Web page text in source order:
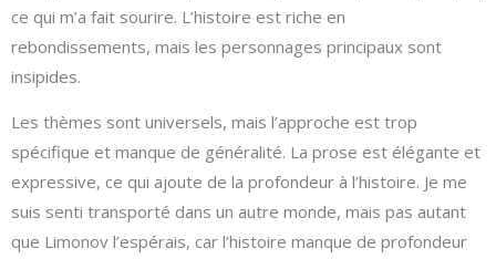
ce qui m’a fait sourire. L’histoire est riche en
rebondissements, mais les personnages principaux sont
insipides.
Les thèmes sont universels, mais l’approche est trop
spécifique et manque de généralité. La prose est élégante et
expressive, ce qui ajoute de la profondeur à l’histoire. Je me
suis senti transporté dans un autre monde, mais pas autant
que Limonov l’espérais, car l’histoire manque de profondeur